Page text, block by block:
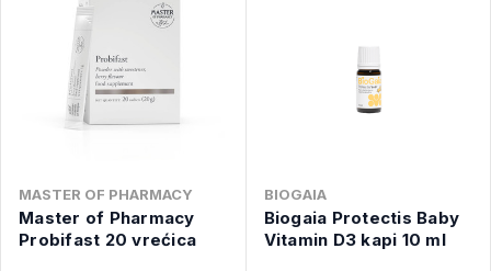
MASTER OF PHARMACY
Master of Pharmacy
Probifast 20 vrećica
BIOGAIA
Biogaia Protectis Baby
Vitamin D3 kapi 10 ml